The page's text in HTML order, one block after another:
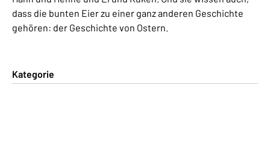
dass die bunten Eier zu einer ganz anderen Geschichte
gehören: der Geschichte von Ostern.
Kategorie